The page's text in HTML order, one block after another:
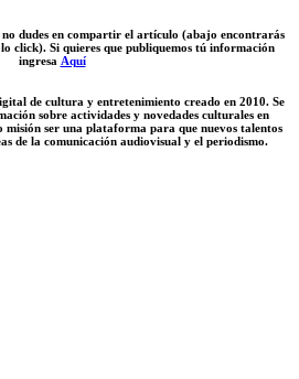
dudes en compartir el artículo (abajo encontrarás
click). Si quieres que publiquemos tú información
ingresa Aquí
de cultura y entretenimiento creado en 2010. Se
sobre actividades y novedades culturales en
misión ser una plataforma para que nuevos talentos
de la comunicación audiovisual y el periodismo.